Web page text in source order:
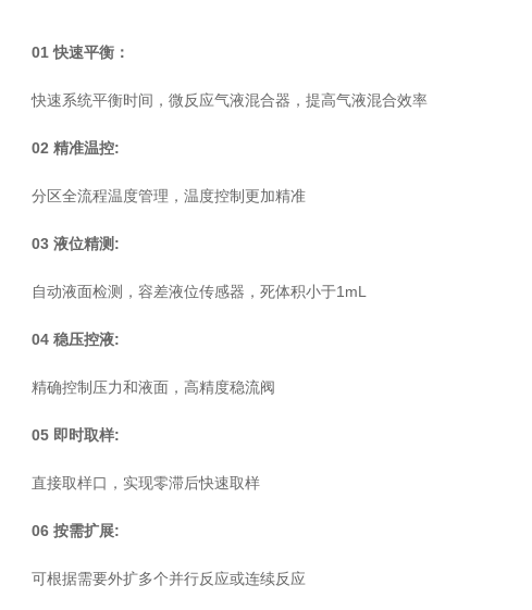
01 快速平衡：
快速系统平衡时间，微反应气液混合器，提高气液混合效率
02 精准温控:
分区全流程温度管理，温度控制更加精准
03 液位精测:
自动液面检测，容差液位传感器，死体积小于1mL
04 稳压控液:
精确控制压力和液面，高精度稳流阀
05 即时取样:
直接取样口，实现零滞后快速取样
06 按需扩展:
可根据需要外扩多个并行反应或连续反应